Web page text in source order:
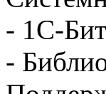
- 1С-
-